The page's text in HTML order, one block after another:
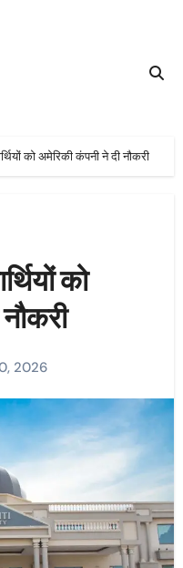
को अमेरिकी कंपनी ने दी नौकरी
को
2026